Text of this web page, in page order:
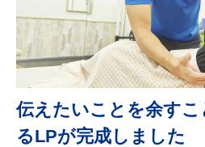
伝えたいことを余す
るLPが完成しました